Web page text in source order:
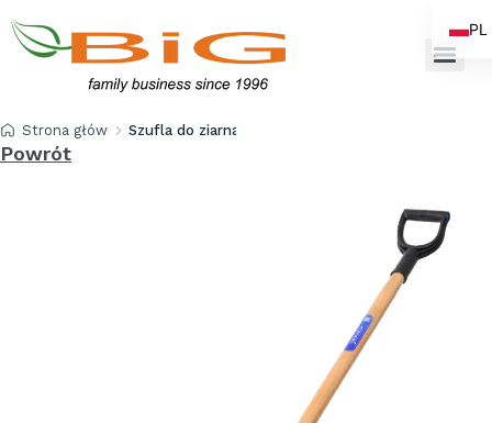
Strona główna Szufla do ziarna, śniegu
Powrót
PL